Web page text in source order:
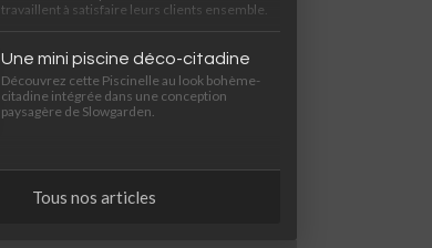
travaillent à satisfaire leurs clients ensemble.
Une mini piscine déco-citadine
Découvrez cette Piscinelle au look bohème-
citadine intégrée dans une conception
paysagère de Slowgarden.
Tous nos articles